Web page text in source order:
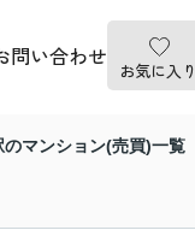
問い合わせ
お気に入り
マンション(売買)一覧